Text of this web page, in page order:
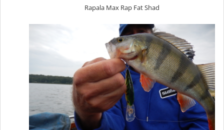
Rapala Max Rap Fat Shad